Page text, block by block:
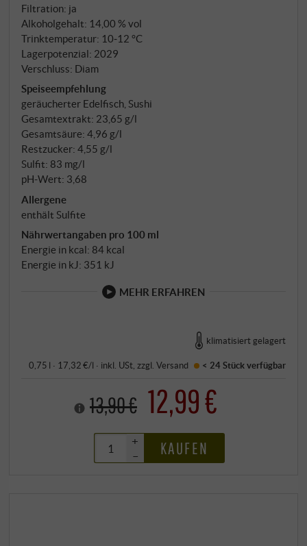
Filtration: ja
Alkoholgehalt: 14,00 % vol
Trinktemperatur: 10‑12 °C
Lagerpotenzial: 2029
Verschluss: Diam
Speiseempfehlung
geräucherter Edelfisch, Sushi
Gesamtextrakt: 23,65 g/l
Gesamtsäure: 4,96 g/l
Restzucker: 4,55 g/l
Sulfit: 83 mg/l
pH-Wert: 3,68
Allergene
enthält Sulfite
Nährwertangaben pro 100 ml
Energie in kcal: 84 kcal
Energie in kJ: 351 kJ
MEHR ERFAHREN
klimatisiert gelagert
0,75 l · 17,32 €/l · inkl. USt , zzgl.Versand < 24 Stückverfügbar
13,90 € 12,99 €
+
–
KAUFEN